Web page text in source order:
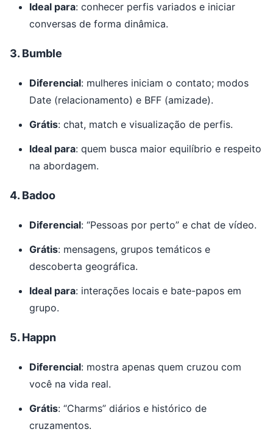
Ideal para: conhecer perfis variados e iniciar
conversas de forma dinâmica.
3. Bumble
Diferencial: mulheres iniciam o contato; modos
Date (relacionamento) e BFF (amizade).
Grátis: chat, match e visualização de perfis.
Ideal para: quem busca maior equilíbrio e respeito
na abordagem.
4. Badoo
Diferencial: “Pessoas por perto” e chat de vídeo.
Grátis: mensagens, grupos temáticos e
descoberta geográfica.
Ideal para: interações locais e bate-papos em
grupo.
5. Happn
Diferencial: mostra apenas quem cruzou com
você na vida real.
Grátis: “Charms” diários e histórico de
cruzamentos.